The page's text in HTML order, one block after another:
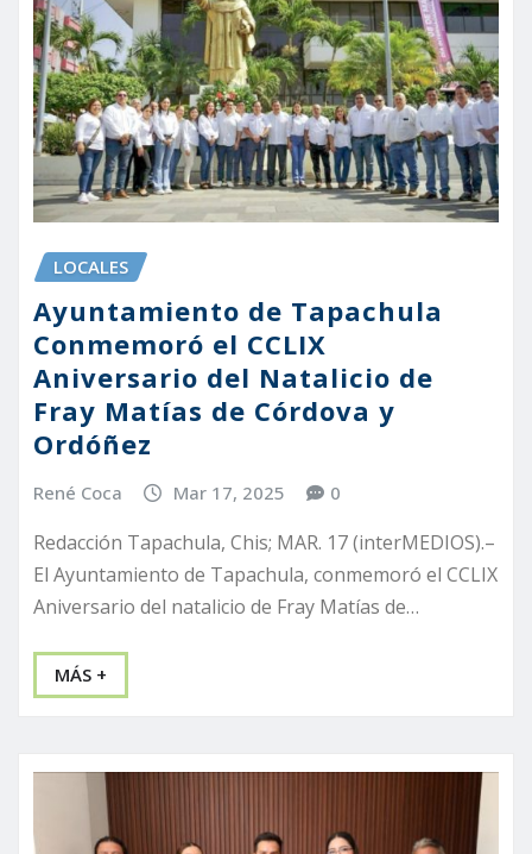
LOCALES
Ayuntamiento de Tapachula
Conmemoró el CCLIX
Aniversario del Natalicio de
Fray Matías de Córdova y
Ordóñez
René Coca Mar 17, 2025 0
Redacción Tapachula, Chis; MAR. 17 (interMEDIOS).–
El Ayuntamiento de Tapachula, conmemoró el CCLIX
Aniversario del natalicio de Fray Matías de…
MÁS +